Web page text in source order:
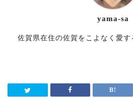
yama-sa
佐賀県在住の佐賀をこよなく愛す